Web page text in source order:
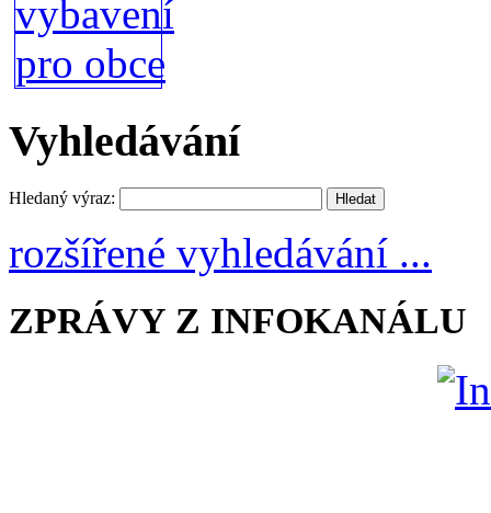
Vyhledávání
Hledaný výraz:
rozšířené vyhledávání ...
ZPRÁVY Z INFOKANÁLU